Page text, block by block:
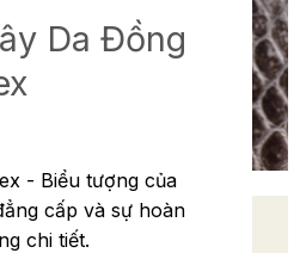
Da Đồng
- Biểu tượng của
cấp và sự hoàn
chi tiết.